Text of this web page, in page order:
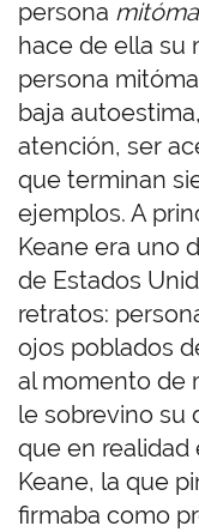
persona
hace de ella su
persona
baja
atención, ser
que terminan
ejemplos. A
Keane era uno
de Estados
retratos:
ojos poblados
al momento de
le sobrevino su
que en realidad
Keane, la que
firmaba como